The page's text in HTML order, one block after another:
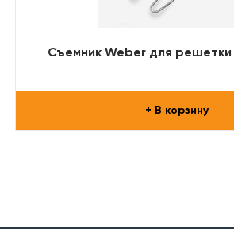
Съемник Weber для решетки
+ В корзину